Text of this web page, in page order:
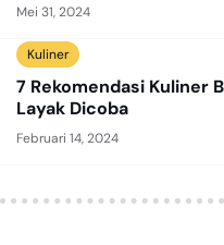
Mei 31, 2024
Kuliner
7 Rekomendasi Kuliner
Layak Dicoba
Februari 14, 2024